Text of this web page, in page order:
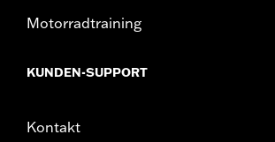
Motorradtraining
KUNDEN-SUPPORT
Kontakt